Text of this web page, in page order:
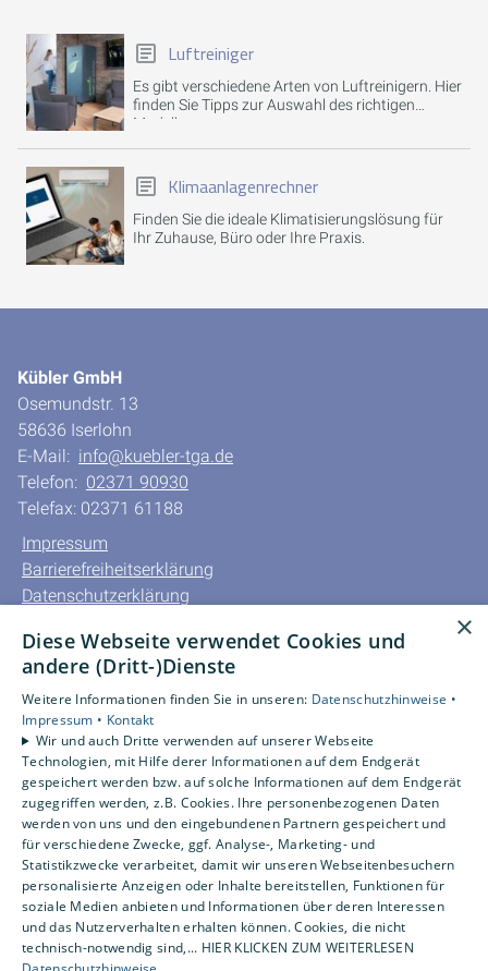
Luftreiniger
Es gibt verschiedene Arten von Luftreinigern. Hier
finden Sie Tipps zur Auswahl des richtigen
Modells.
Klimaanlagenrechner
Finden Sie die ideale Klimatisierungslösung für
Ihr Zuhause, Büro oder Ihre Praxis.
Kübler GmbH
Osemundstr. 13
58636 Iserlohn
E-Mail: info@kuebler-tga.de
Telefon: 02371 90930
Telefax: 02371 61188
Impressum
Barrierefreiheitserklärung
Datenschutzerklärung
Unsere Bereiche
Privatkunden
Gewerbekunden
Karriere
Unternehmen
Kontakt
Um externe HTML-Inhalte anzuzeigen, benötigen wir
Ihre Einwilligung.
Weitere Informationen finden Sie in unserer
Datenschutzerklärung.
×
Diese Webseite verwendet Cookies und
andere (Dritt-)Dienste
Weitere Informationen finden Sie in unseren: Datenschutzhinweise •
Impressum • Kontakt
Wir und auch Dritte verwenden auf unserer Webseite
Technologien, mit Hilfe derer Informationen auf dem Endgerät
gespeichert werden bzw. auf solche Informationen auf dem Endgerät
zugegriffen werden, z.B. Cookies. Ihre personenbezogenen Daten
werden von uns und den eingebundenen Partnern gespeichert und
für verschiedene Zwecke, ggf. Analyse-, Marketing- und
Statistikzwecke verarbeitet, damit wir unseren Webseitenbesuchern
personalisierte Anzeigen oder Inhalte bereitstellen, Funktionen für
soziale Medien anbieten und Informationen über deren Interessen
und das Nutzerverhalten erhalten können. Cookies, die nicht
technisch-notwendig sind,... HIER KLICKEN ZUM WEITERLESEN